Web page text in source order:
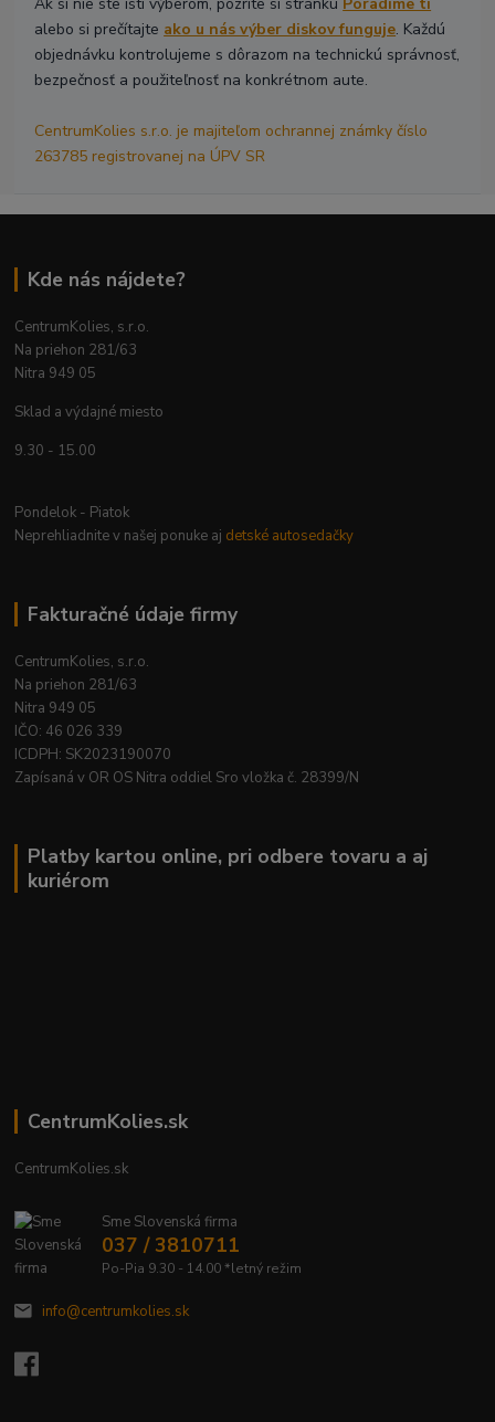
alebo si prečítajte ako u nás výber diskov funguje. Každú
objednávku kontrolujeme s dôrazom na technickú správnosť,
bezpečnosť a použiteľnosť na konkrétnom aute.
CentrumKolies s.r.o. je majiteľom ochrannej známky číslo
263785 registrovanej na ÚPV SR
Kde nás nájdete?
CentrumKolies, s.r.o.
Na priehon 281/63
Nitra 949 05
Sklad a výdajné miesto
9.30 - 15.00
Pondelok - Piatok
Neprehliadnite v našej ponuke aj detské autosedačky
Fakturačné údaje firmy
CentrumKolies, s.r.o.
Na priehon 281/63
Nitra 949 05
IČO: 46 026 339
ICDPH: SK2023190070
Zapísaná v OR OS Nitra oddiel Sro vložka č. 28399/N
Platby kartou online, pri odbere tovaru a aj
kuriérom
CentrumKolies.sk
CentrumKolies.sk
Sme Slovenská firma
037 / 3810711
Po-Pia 9.30 - 14.00 *letný režim
info@centrumkolies.sk